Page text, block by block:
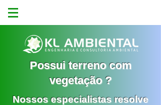
Possui terreno com
vegetação ?
Nossos especialistas resolve